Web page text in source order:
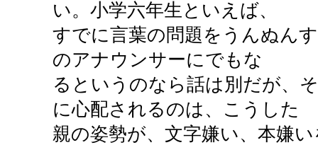
い。小学六年生といえば、
すでに言葉の問題をうんぬん
のアナウンサーにでもな
るというのなら話は別だが、
に心配されるのは、こうした
親の姿勢が、文字嫌い、本嫌